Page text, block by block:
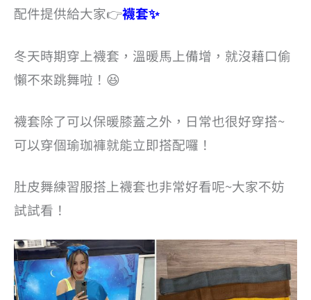
配件提供給大家👉襪套✨
冬天時期穿上襪套，溫暖馬上備增，就沒藉口偷
懶不來跳舞啦！😆
襪套除了可以保暖膝蓋之外，日常也很好穿搭~
可以穿個瑜珈褲就能立即搭配囉！
肚皮舞練習服搭上襪套也非常好看呢~大家不妨
試試看！